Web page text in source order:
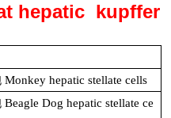
hepatic kupffer
Monkey hepatic stellate cells
Beagle Dog hepatic stellate ce